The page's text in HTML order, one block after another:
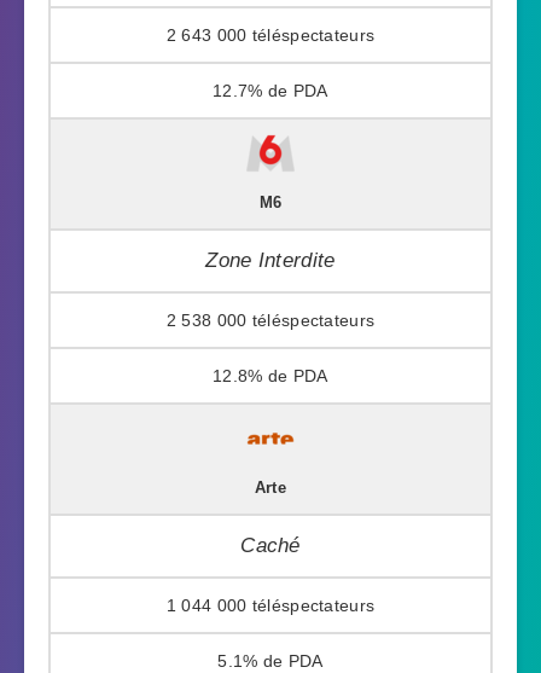
2 643 000
12.7%
M6
Zone Interdite
2 538 000
12.8%
Arte
Caché
1 044 000
5.1%